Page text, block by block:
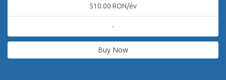
510.00 RON/év
-
Buy Now